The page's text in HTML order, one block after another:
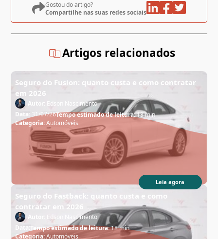
Gostou do artigo?
Compartilhe nas suas redes sociais
Artigos relacionados
Seguro do Fusion: quanto custa e como contratar
em 2026
Autor: Edson Nascimento
Data: 31/07/26Tempo estimado de leitura:13 min
Categoria:Automóveis
Leia agora
Seguro do Fastback: quanto custa e como
contratar em 2026
Autor:
Edson Nascimento
Data:Tempo estimado de leitura:18 min
Categoria:Automóveis